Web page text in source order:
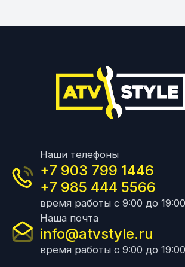
Наши телефоны
+7 903 799 1446
+7 985 444 5566
время работы с 9:00 до 19:00
Наша почта
info@atvstyle.ru
время работы с 9:00 до 19:00